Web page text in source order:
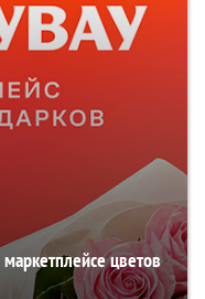
цветов